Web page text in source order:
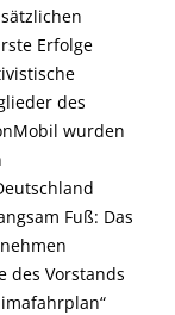
Erfolge
des
wurden
Fuß: Das
des Vorstands